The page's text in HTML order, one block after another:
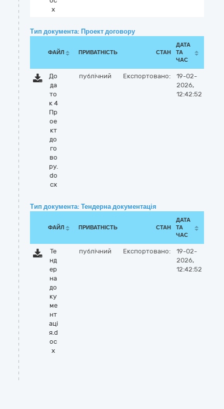
x
Тип документа: Проект договору
ФАЙЛ ПРИВАТНІСТЬ СТАН
ДАТА
ТА
ЧАС
До
да
то
к 4
Пр
ое
кт
до
го
во
ру.
do
cx
публічний Експортовано:
19-02-
2026,
12:42:52
Тип документа: Тендерна документація
ФАЙЛ ПРИВАТНІСТЬ СТАН
ДАТА
ТА
ЧАС
Те
нд
ер
на
до
ку
ме
нт
аці
я.d
oc
x
публічний Експортовано:
19-02-
2026,
12:42:52